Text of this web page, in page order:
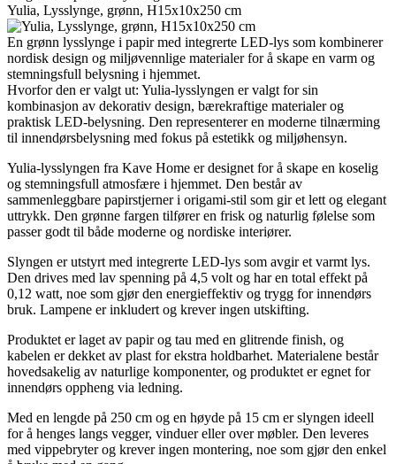
Yulia, Lysslynge, grønn, H15x10x250 cm
En grønn lysslynge i papir med integrerte LED-lys som kombinerer
nordisk design og miljøvennlige materialer for å skape en varm og
stemningsfull belysning i hjemmet.
Hvorfor den er valgt ut: Yulia-lysslyngen er valgt for sin
kombinasjon av dekorativ design, bærekraftige materialer og
praktisk LED-belysning. Den representerer en moderne tilnærming
til innendørsbelysning med fokus på estetikk og miljøhensyn.
Yulia-lysslyngen fra Kave Home er designet for å skape en koselig
og stemningsfull atmosfære i hjemmet. Den består av
sammenleggbare papirstjerner i origami-stil som gir et lett og elegant
uttrykk. Den grønne fargen tilfører en frisk og naturlig følelse som
passer godt til både moderne og nordiske interiører.
Slyngen er utstyrt med integrerte LED-lys som avgir et varmt lys.
Den drives med lav spenning på 4,5 volt og har en total effekt på
0,12 watt, noe som gjør den energieffektiv og trygg for innendørs
bruk. Lampene er inkludert og krever ingen utskifting.
Produktet er laget av papir og tau med en glitrende finish, og
kabelen er dekket av plast for ekstra holdbarhet. Materialene består
hovedsakelig av naturlige komponenter, og produktet er egnet for
innendørs oppheng via ledning.
Med en lengde på 250 cm og en høyde på 15 cm er slyngen ideell
for å henges langs vegger, vinduer eller over møbler. Den leveres
med vippebryter og krever ingen montering, noe som gjør den enkel